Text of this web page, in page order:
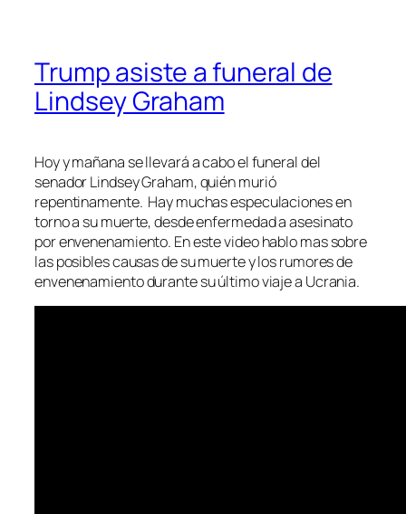
Trump asiste a funeral de
Lindsey Graham
Hoy y mañana se llevará a cabo el funeral del
senador Lindsey Graham, quién murió
repentinamente. Hay muchas especulaciones en
torno a su muerte, desde enfermedad a asesinato
por envenenamiento. En este video hablo mas sobre
las posibles causas de su muerte y los rumores de
envenenamiento durante su último viaje a Ucrania.